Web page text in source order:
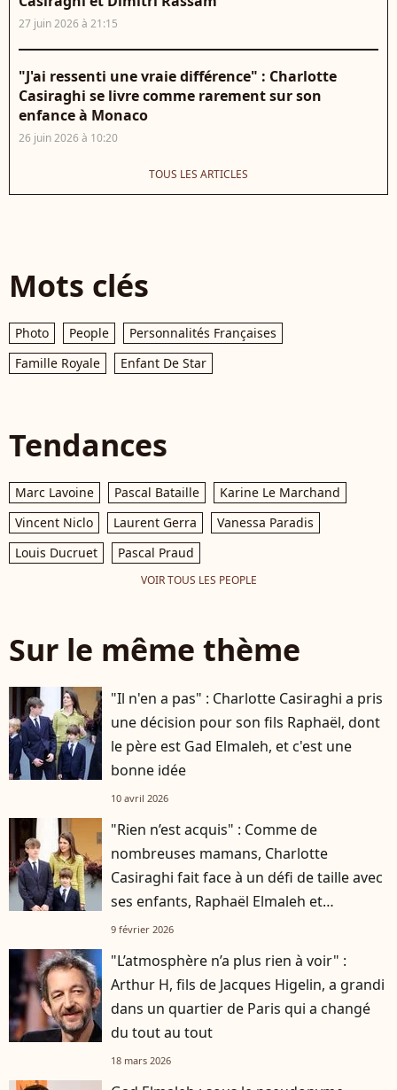
27 juin 2026 à 21:15
"J'ai ressenti une vraie différence" : Charlotte
Casiraghi se livre comme rarement sur son
enfance à Monaco
26 juin 2026 à 10:20
TOUS LES ARTICLES
Mots clés
Photo People
Personnalités Françaises
Famille Royale
Enfant De Star
Tendances
Marc Lavoine Pascal Bataille
Karine Le Marchand
Vincent Niclo
Laurent Gerra
Vanessa Paradis
Louis Ducruet
Pascal Praud
VOIR TOUS LES PEOPLE
Sur le même thème
"Il n'en a pas" : Charlotte Casiraghi a pris
une décision pour son fils Raphaël, dont
le père est Gad Elmaleh, et c'est une
bonne idée
10 avril 2026
"Rien n’est acquis" : Comme de
nombreuses mamans, Charlotte
Casiraghi fait face à un défi de taille avec
ses enfants, Raphaël Elmaleh et
Balthazar Rassam
9 février 2026
"L’atmosphère n’a plus rien à voir" :
Arthur H, fils de Jacques Higelin, a grandi
dans un quartier de Paris qui a changé
du tout au tout
18 mars 2026